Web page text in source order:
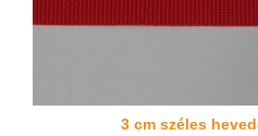
3 cm széles